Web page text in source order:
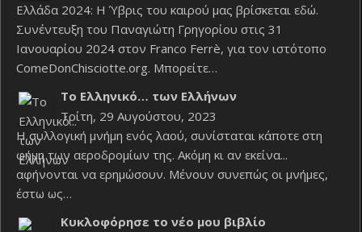
Ελλάδα 2024: Η Ύβρις του καιρού μας βρίσκεται εδώ.
Συνέντευξη του Παναγιώτη Γρηγορίου στις 31
Ιανουαρίου 2024 στον Franco Ferrè, για τον ιστότοπο
ComeDonChisciotte.org. Μπορείτε…
Το Ελληνικό… των Ελλήνων
Τρίτη, 29 Αυγούστου, 2023
Η συλλογική μνήμη ενός λαού, συνίσταται κάποτε στη
φήμη των αεροδρομίων της. Ακόμη κι αν εκείνα...
αφήνονται να ερημώσουν. Μένουν συνεπώς οι μνήμες,
έστω ως…
Κυκλοφόρησε το νέο μου βιβλίο